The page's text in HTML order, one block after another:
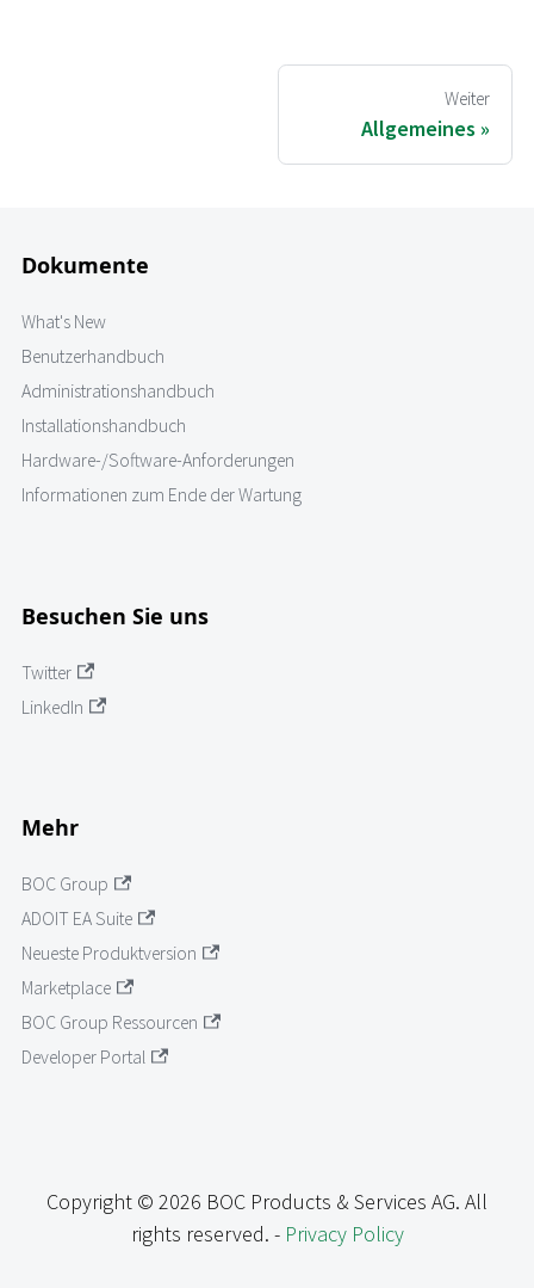
Weiter
Allgemeines
Dokumente
What's New
Benutzerhandbuch
Administrationshandbuch
Installationshandbuch
Hardware-/Software-Anforderungen
Informationen zum Ende der Wartung
Besuchen Sie uns
Twitter
LinkedIn
Mehr
BOC Group
ADOIT EA Suite
Neueste Produktversion
Marketplace
BOC Group Ressourcen
Developer Portal
Copyright © 2026 BOC Products & Services AG. All
rights reserved. - Privacy Policy